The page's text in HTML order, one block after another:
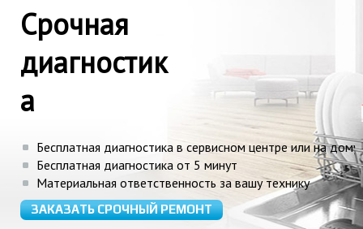
Срочная
диагностик
а
Бесплатная диагностика в сервисном центре или на дому
Бесплатная диагностика от 5 минут
Материальная ответственность за вашу технику
ЗАКАЗАТЬ СРОЧНЫЙ РЕМОНТ